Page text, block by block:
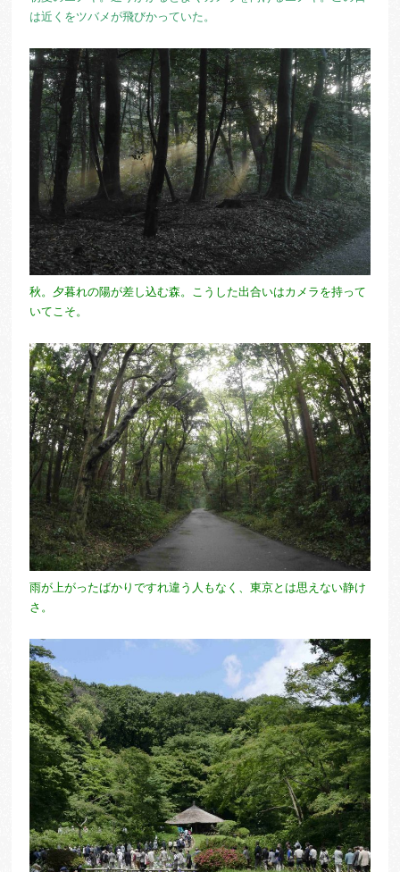
は近くをツバメが飛びかっていた。
秋。夕暮れの陽が差し込む森。こうした出合いはカメラを持って
いてこそ。
雨が上がったばかりですれ違う人もなく、東京とは思えない静け
さ。